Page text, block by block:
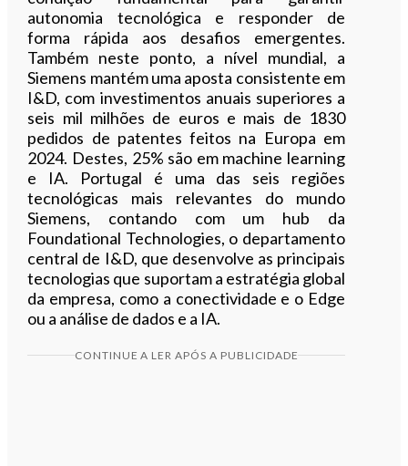
autonomia tecnológica e responder de
forma rápida aos desafios emergentes.
Também neste ponto, a nível mundial, a
Siemens mantém uma aposta consistente em
I&D, com investimentos anuais superiores a
seis mil milhões de euros e mais de 1830
pedidos de patentes feitos na Europa em
2024. Destes, 25% são em machine learning
e IA. Portugal é uma das seis regiões
tecnológicas mais relevantes do mundo
Siemens, contando com um hub da
Foundational Technologies, o departamento
central de I&D, que desenvolve as principais
tecnologias que suportam a estratégia global
da empresa, como a conectividade e o Edge
ou a análise de dados e a IA.
CONTINUE A LER APÓS A PUBLICIDADE